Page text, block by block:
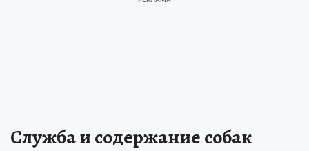
Служба и содержание собак